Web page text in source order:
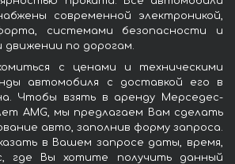
современной электроникой,
системами безопасности и
движении по дорогам.
с ценами и техническими
автомобиля с доставкой его в
Чтобы взять в аренду Мерседес-
AMG, мы предлагаем Вам сделать
авто, заполнив форму запроса.
в Вашем запросе даты, время,
где Вы хотите получить данный